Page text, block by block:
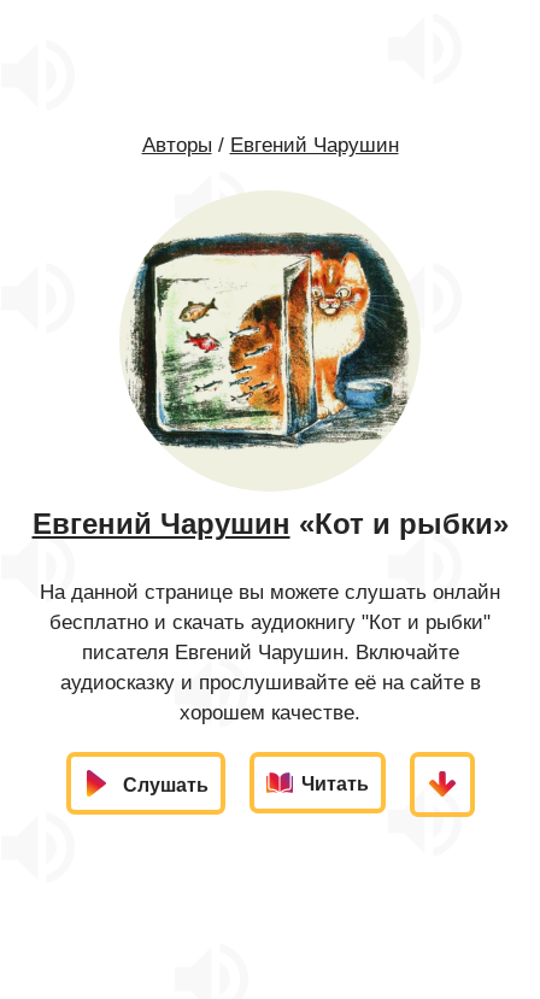
Авторы / Евгений Чарушин
Евгений Чарушин «Кот и рыбки»
На данной странице вы можете слушать онлайн
бесплатно и скачать аудиокнигу "Кот и рыбки"
писателя Евгений Чарушин. Включайте
аудиосказку и прослушивайте её на сайте в
хорошем качестве.
Слушать Читать